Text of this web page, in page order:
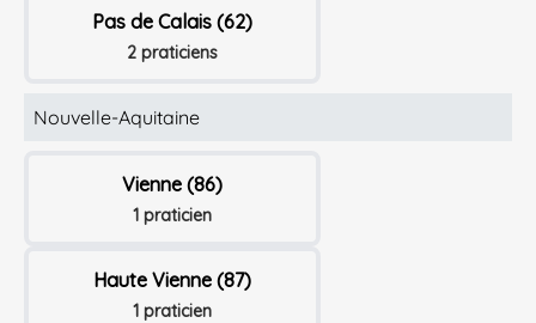
Pas de Calais (62)
2 praticiens
Nouvelle-Aquitaine
Vienne (86)
1 praticien
Haute Vienne (87)
1 praticien